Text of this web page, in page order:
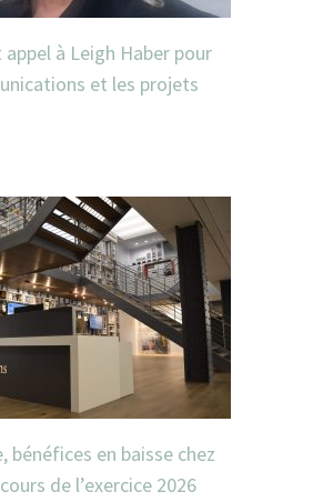
à Leigh Haber pour
et les projets
bénéfices en baisse chez
de l’exercice 2026